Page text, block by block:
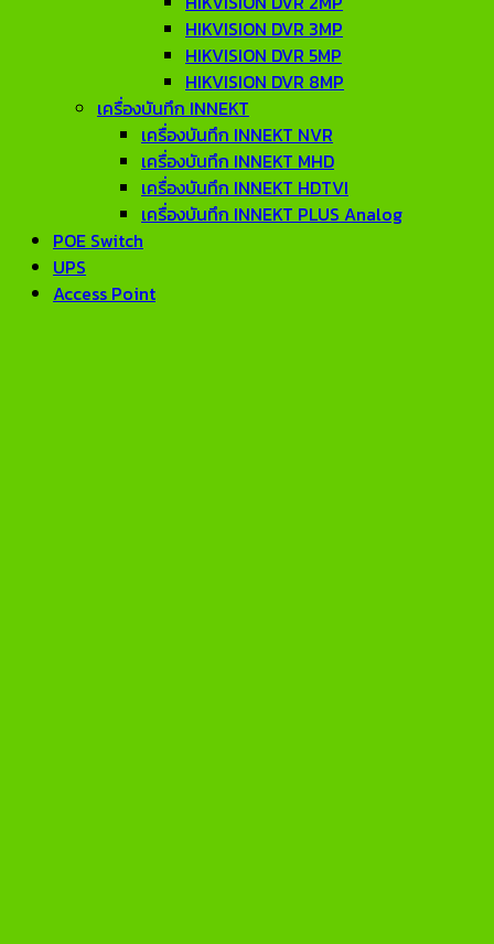
HIKVISION DVR 3MP
HIKVISION DVR 5MP
HIKVISION DVR 8MP
เครื่องบันทึก INNEKT
เครื่องบันทึก INNEKT NVR
เครื่องบันทึก INNEKT MHD
เครื่องบันทึก INNEKT HDTVI
เครื่องบันทึก INNEKT PLUS Analog
POE Switch
UPS
Access Point